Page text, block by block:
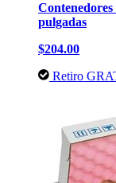
Contenedores
pulgadas
$204.00
Retiro